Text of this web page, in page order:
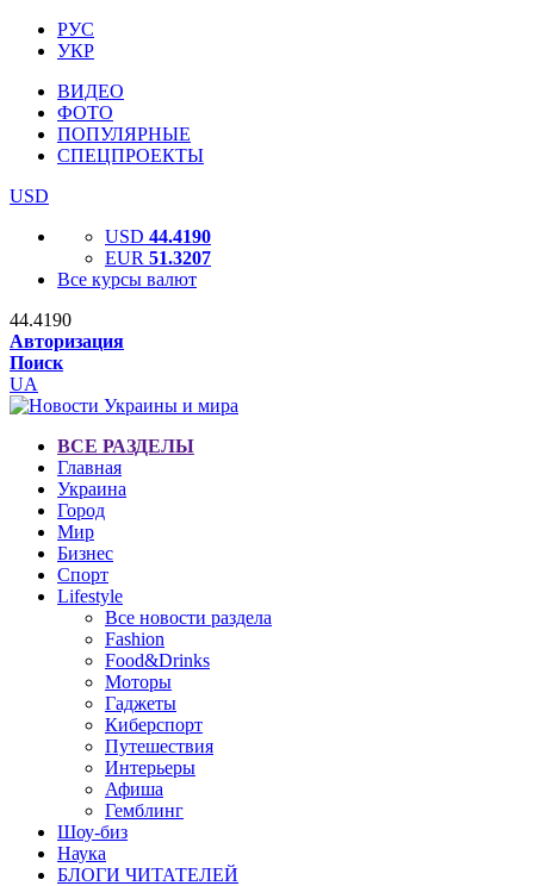
РУС
УКР
ВИДЕО
ФОТО
ПОПУЛЯРНЫЕ
СПЕЦПРОЕКТЫ
USD
USD 44.4190
EUR 51.3207
Все курсы валют
44.4190
Авторизация
Поиск
UA
ВСЕ РАЗДЕЛЫ
Главная
Украина
Город
Мир
Бизнес
Спорт
Lifestyle
Все новости раздела
Fashion
Food&Drinks
Моторы
Гаджеты
Киберспорт
Путешествия
Интерьеры
Афиша
Гемблинг
Шоу-биз
Наука
БЛОГИ ЧИТАТЕЛЕЙ